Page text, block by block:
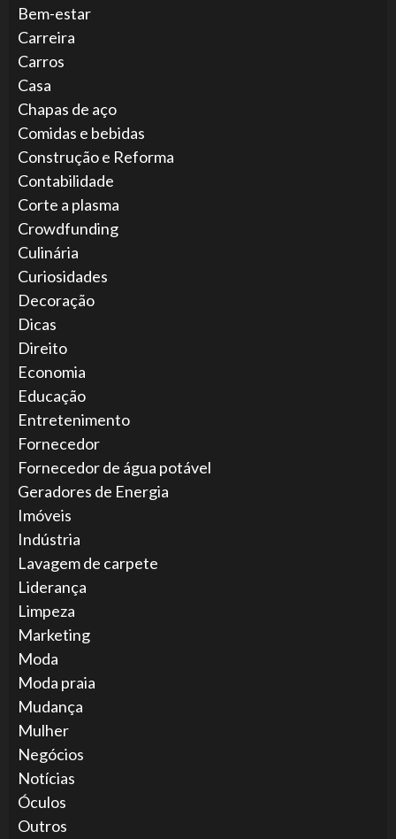
Bem-estar
Carreira
Carros
Casa
Chapas de aço
Comidas e bebidas
Construção e Reforma
Contabilidade
Corte a plasma
Crowdfunding
Culinária
Curiosidades
Decoração
Dicas
Direito
Economia
Educação
Entretenimento
Fornecedor
Fornecedor de água potável
Geradores de Energia
Imóveis
Indústria
Lavagem de carpete
Liderança
Limpeza
Marketing
Moda
Moda praia
Mudança
Mulher
Negócios
Notícias
Óculos
Outros